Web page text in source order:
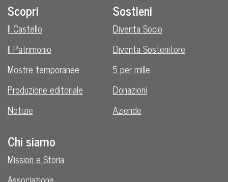
Scopri
Il Castello
Il Patrimonio
Mostre temporanee
Produzione editoriale
Notizie
Sostieni
Diventa Socio
Diventa Sostenitore
5 per mille
Donazioni
Aziende
Chi siamo
Mission e Storia